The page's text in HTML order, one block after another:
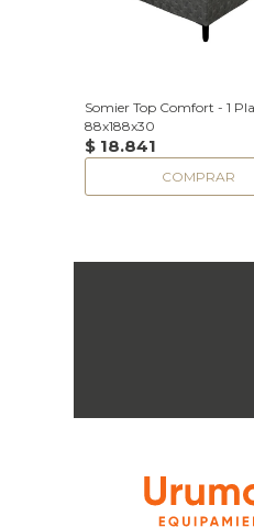
Somier Top Comfort - 1
88x188x30
$ 18.841